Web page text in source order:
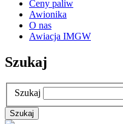
Ceny paliw
Awionika
O nas
Awiacja IMGW
Szukaj
Szukaj